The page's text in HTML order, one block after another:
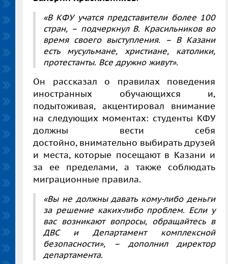
«В КФУ учатся представители более 100
стран, – подчеркнул В. Красильниковво
время своего выступления. – В Казани
есть мусульмане, христиане, католики,
протестанты. Все дружно живут».
Он рассказал о правилах поведения
иностранных обучающихся и,
подытоживая, акцентировал внимание
на следующих моментах: студенты КФУ
должны вести себя
достойно, внимательно выбирать друзей
и места, которые посещают в Казани и
за ее пределами, а также соблюдать
миграционные правила.
«Вы не должны давать кому-либо деньги
за решение каких-либо проблем. Если у
вас возникают вопросы, обращайтесь в
ДВС и Департамент комплексной
безопасности», – дополнил директор
департамента.